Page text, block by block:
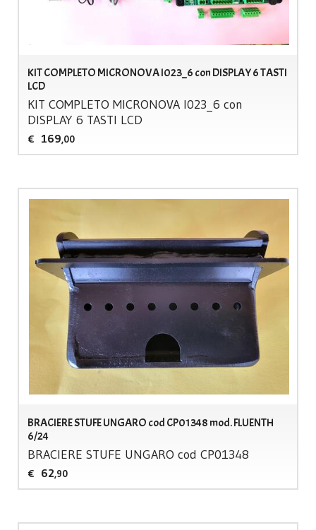
KIT COMPLETO MICRONOVA I023_6 con DISPLAY 6 TASTI
LCD
KIT COMPLETO MICRONOVAI023_6 con
DISPLAY6 TASTI LCD
€ 169,00
BRACIERE STUFE UNGARO cod CP01348 mod. FLUENTH
6/24
BRACIERE STUFE UNGARO cod CP01348
€ 62,90